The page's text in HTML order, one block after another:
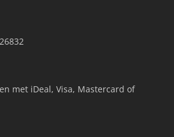
met iDeal, Visa, Mastercard of